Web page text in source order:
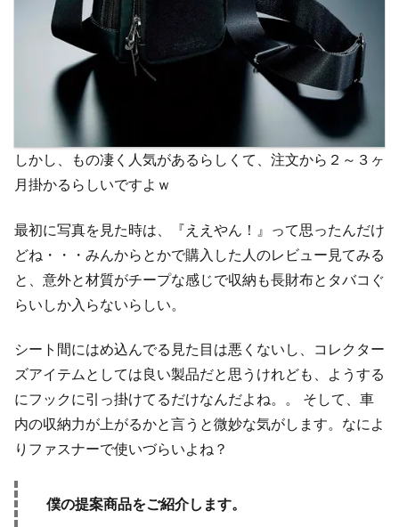
しかし、もの凄く人気があるらしくて、注文から２～３ヶ
月掛かるらしいですよｗ
最初に写真を見た時は、『ええやん！』って思ったんだけ
どね・・・みんからとかで購入した人のレビュー見てみる
と、意外と材質がチープな感じで収納も長財布とタバコぐ
らいしか入らないらしい。
シート間にはめ込んでる見た目は悪くないし、コレクター
ズアイテムとしては良い製品だと思うけれども、ようする
にフックに引っ掛けてるだけなんだよね。。 そして、車
内の収納力が上がるかと言うと微妙な気がします。なによ
りファスナーで使いづらいよね？
僕の提案商品をご紹介します。